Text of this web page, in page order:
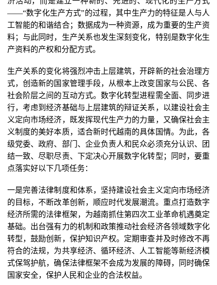
——“数字化生产方式”的过程，其中生产力的特征是人与人
工智能的和谐结合；数据成为一种资源，成为重要的生产资
料；与此同时，生产关系也发生深刻变化，特别是数字化生
产资料的产权和分配方式。
生产关系的变化将强烈冲击上层建筑，开辟新的社会治理方
式，创造新的国家管理手段，从根本上改变国家与公民、各
社会阶层之间的互动方式。数字化转型进程需全面、同步进
行，考虑到经济基础与上层建筑的辩证关系，以建设社会主
义定向市场经济，既发挥现代生产力的力量，又确保社会主
义制度的美好本质，适合新时代越南的具体国情。为此，各
级党委、政府、部门、企业负责人和民众必须充分认识、团
结一致、尽职尽责、下定决心开展数字化转型；同时，要重
点落实好以下几项任务：
一是完善法律制度和体系，坚持建设社会主义定向市场经济
的目标，不断改革创新，顺应时代发展潮流。重点打造数字
经济所需的法律框架，为越南抓住第四次工业革命机遇奠定
基础。出台强有力的机制和政策推动社会经济各领域数字化
转型，鼓励创新，保护知识产权。定期审查并及时修改不再
符合的法规，为共享经济、循环经济、人工智能等新经济模
式保驾护航，确保法律框架不会成为发展的障碍，同时确保
国家安全，保护人民和企业的合法权益。